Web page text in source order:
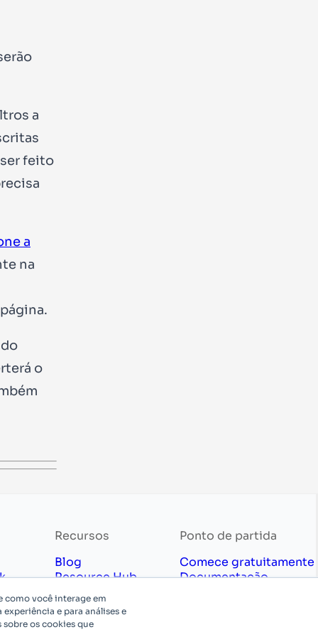
como você interage em
e para análises e
os cookies que
a
ser feito
a
na
o
Recursos
Blog
Resource Hub
Learning
Marketplace
Ponto de partida
Comece gratuitamente
Documentação